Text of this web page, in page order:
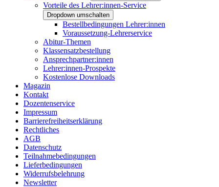
Vorteile des Lehrer:innen-Service
Dropdown umschalten
Bestellbedingungen Lehrer:innen
Voraussetzung-Lehrerservice
Abitur-Themen
Klassensatzbestellung
Ansprechpartner:innen
Lehrer:innen-Prospekte
Kostenlose Downloads
Magazin
Kontakt
Dozentenservice
Impressum
Barrierefreiheitserklärung
Rechtliches
AGB
Datenschutz
Teilnahmebedingungen
Lieferbedingungen
Widerrufsbelehrung
Newsletter